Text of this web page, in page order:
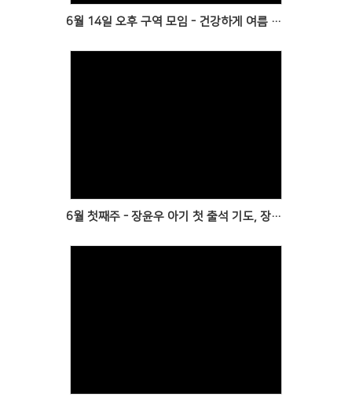
6월 14일 오후 구역 모임 - 건강하게 여름 보내시고 다시 만나요
6월 첫째주 - 장윤우 아기 첫 출석 기도, 장성순 원로목사과 함께, 봄 성경대학 수료식